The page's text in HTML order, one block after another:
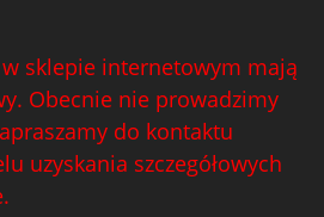
sklepie internetowym mają
Obecnie nie prowadzimy
do kontaktu
uzyskania szczegółowych